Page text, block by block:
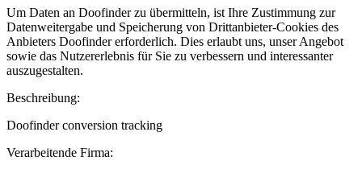
Um Daten an Doofinder zu übermitteln, ist Ihre Zustimmung zur
Datenweitergabe und Speicherung von Drittanbieter-Cookies des
Anbieters Doofinder erforderlich. Dies erlaubt uns, unser Angebot
sowie das Nutzererlebnis für Sie zu verbessern und interessanter
auszugestalten.
Beschreibung:
Doofinder conversion tracking
Verarbeitende Firma: